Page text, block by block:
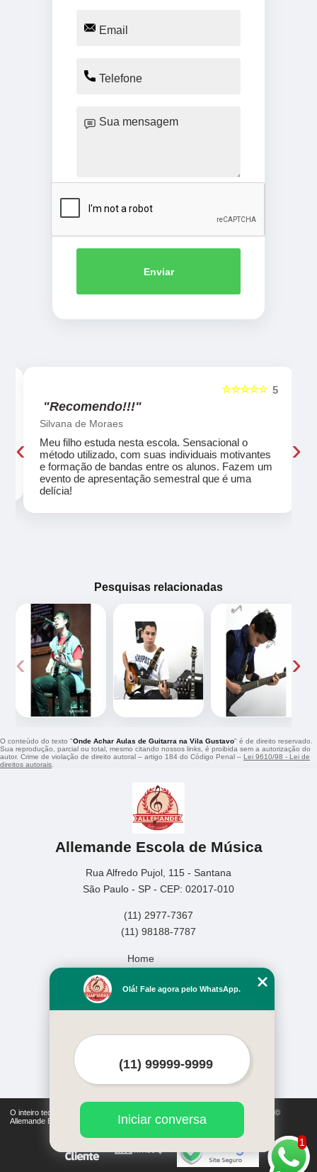
Enviar
5
☆☆☆☆☆
"Recomendo!!!"
Silvana de Moraes
Meu filho estuda nesta escola. Sensacional o
método utilizado, com suas individuais motivantes
e formação de bandas entre os alunos. Fazem um
evento de apresentação semestral que é uma
delícia!
‹ ›
Pesquisas relacionadas
‹ ›
O conteúdo do texto "Onde Achar Aulas de Guitarra na Vila Gustavo" é de direito reservado.
Sua reprodução, parcial ou total, mesmo citando nossos links, é proibida sem a autorização do
autor. Crime de violação de direito autoral – artigo 184 do Código Penal – Lei 9610/98 - Lei de
direitos autorais
Allemande Escola de Música
Rua Alfredo Pujol, 115 - Santana
São Paulo - SP - CEP: 02017-010
(11) 2977-7367
(11) 98188-7787
Home
Missão
O inteiro teor deste site está sujeito à proteção de direitos autorais. Copyright©
Allemande Escola de Música (Lei 9610 de 19/02/1998)
1
Olá! Fale agora pelo WhatsApp.
Iniciar conversa